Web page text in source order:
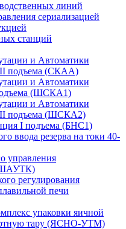
линий
сериализацией
станций
и Автоматики
подъема (СКАА)
и Автоматики
(ШСКА1)
и Автоматики
подъема (ШСКА2)
I подъема (БНС1)
ввода резерва на токи 40-
управления
регулирования
печи
упаковки яичной
тару (ЯСНО-УТМ)